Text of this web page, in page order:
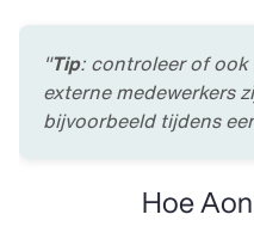
"Tip: controleer of
externe medewerkers
bijvoorbeeld tijdens
Hoe